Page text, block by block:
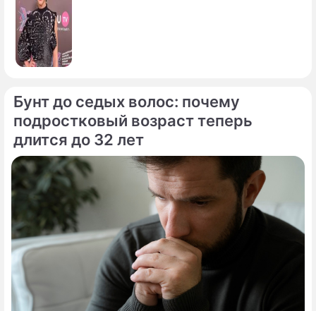
Бунт до седых волос: почему
подростковый возраст теперь
длится до 32 лет